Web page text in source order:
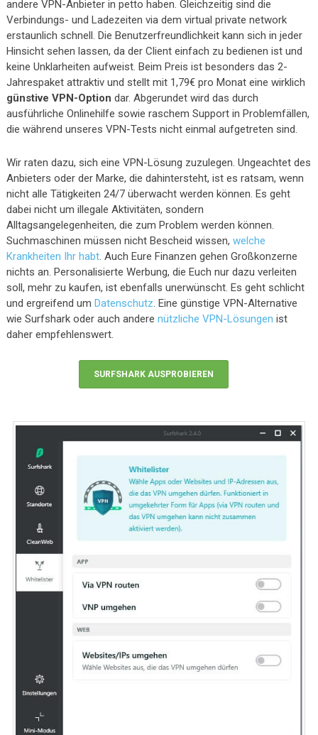
andere VPN-Anbieter in petto haben. Gleichzeitig sind die
Verbindungs- und Ladezeiten via dem virtual private network
erstaunlich schnell. Die Benutzerfreundlichkeit kann sich in jeder
Hinsicht sehen lassen, da der Client einfach zu bedienen ist und
keine Unklarheiten aufweist. Beim Preis ist besonders das 2-
Jahrespaket attraktiv und stellt mit 1,79€ pro Monat eine wirklich
günstive VPN-Option dar. Abgerundet wird das durch
ausführliche Onlinehilfe sowie raschem Support in Problemfällen,
die während unseres VPN-Tests nicht einmal aufgetreten sind.
Wir raten dazu, sich eine VPN-Lösung zuzulegen. Ungeachtet des
Anbieters oder der Marke, die dahintersteht, ist es ratsam, wenn
nicht alle Tätigkeiten 24/7 überwacht werden können. Es geht
dabei nicht um illegale Aktivitäten, sondern
Alltagsangelegenheiten, die zum Problem werden können.
Suchmaschinen müssen nicht Bescheid wissen, welche
Krankheiten Ihr habt. Auch Eure Finanzen gehen Großkonzerne
nichts an. Personalisierte Werbung, die Euch nur dazu verleiten
soll, mehr zu kaufen, ist ebenfalls unerwünscht. Es geht schlicht
und ergreifend um Datenschutz. Eine günstige VPN-Alternative
wie Surfshark oder auch andere nützliche VPN-Lösungen ist
daher empfehlenswert.
SURFSHARK AUSPROBIEREN